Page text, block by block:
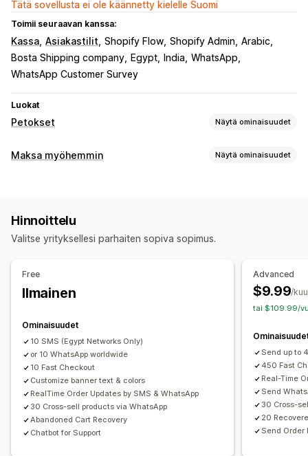
Tätä sovellusta ei ole käännetty kielelle Suomi
Toimii seuraavan kanssa:
Kassa Asiakastilit Shopify Flow Shopify Admin Arabic
Bosta Shipping company
Egypt India WhatsApp
WhatsApp Customer Survey
Luokat
Petokset Näytä ominaisuudet
Petostyypit
Tilausten validointi
Estoluettelot
Henkilöllisyyden vahvistus
Toimituksen yhteydessä suoritetun maksun vahvistaminen
Bottien tunnistus
Korkean riskin ilmoitukset
Mukautetut ilmoitukset
Petosilmoitukset
Sähköposti-ilmoitukset
Tekstiviesti-ilmoitukset
Maksa myöhemmin Näytä ominaisuudet
Kertakäyttöinen salasana (OTP)
SMS-vahvistus
Monikielisyys
Ristiinmyynti
Ostoskorin palautus
Hinnoittelu
Valitse yrityksellesi parhaiten sopiva sopimus.
Free
Ilmainen
Ominaisuudet
10 SMS (Egypt Networks Only)
or 10 WhatsApp worldwide
10 Fast Checkout
Customize banner text & colors
RealTime Order Updates by SMS & WhatsApp
30 Cross-sell products via WhatsApp
Abandoned Cart Recovery
Chatbot for Support
Advanced
$9.99/
tai $109.99/
Send up to
450 Fast
Real-Time
Send
30 Cross-
20
Send Order